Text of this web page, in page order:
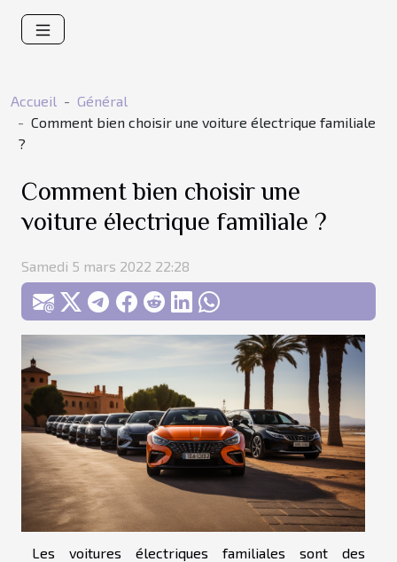
Accueil
Général
Comment bien choisir une voiture électrique familiale
?
Comment bien choisir une
voiture électrique familiale ?
Samedi 5 mars 2022 22:28
Les voitures électriques familiales sont des